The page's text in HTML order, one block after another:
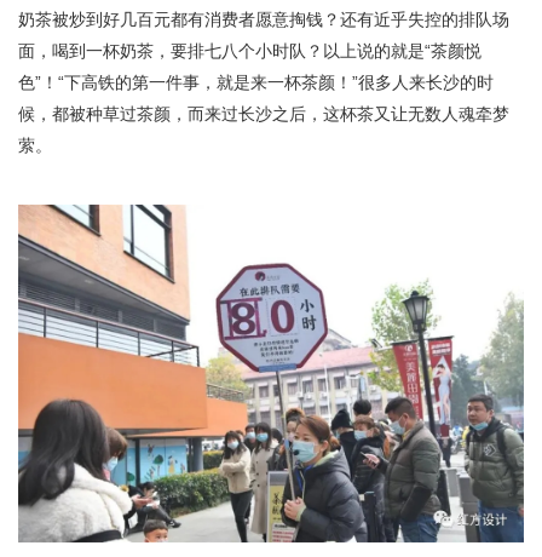
奶茶被炒到好几百元都有消费者愿意掏钱？还有近乎失控的排队场
面，喝到一杯奶茶，要排七八个小时队？以上说的就是“茶颜悦
色”！“下高铁的第一件事，就是来一杯茶颜！”很多人来长沙的时
候，都被种草过茶颜，而来过长沙之后，这杯茶又让无数人魂牵梦
萦。